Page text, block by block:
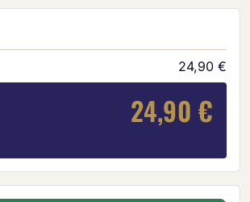
24,90 €
24,90 €